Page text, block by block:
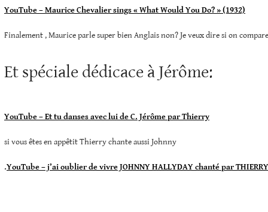
YouTube – Maurice Chevalier sings « What Would You Do? » (1932)
Finalement , Maurice parle super bien Anglais non? Je veux dire si on
Et spéciale dédicace à Jérôme:
YouTube – Et tu danses avec lui de C. Jérôme par Thierry
si vous êtes en appêtit Thierry chante aussi Johnny
.YouTube – j’ai oublier de vivre JOHNNY HALLYDAY chanté par THIERRY